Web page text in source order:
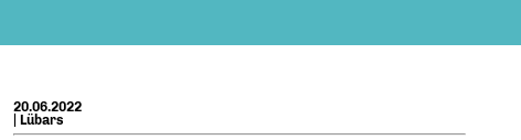
20.06.2022
| Lübars